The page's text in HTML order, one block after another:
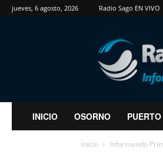
jueves, 6 agosto, 2026 Radio Sago EN VIVO
RadioSago
INICIO OSORNO
Inicio Informando